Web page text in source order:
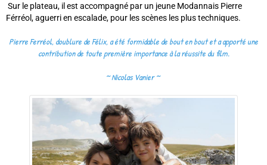
Sur le plateau, il est accompagné par un jeune Modannais Pierre
Férréol, aguerri en escalade, pour les scènes les plus techniques.
Pierre Ferréol, doublure de Félix, a été formidable de bout en bout et a apporté une
contribution de toute première importance à la réussite du film.
~ Nicolas Vanier~